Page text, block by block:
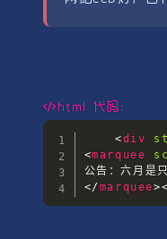
告：六月是只猫
html 代码:
<div
<marquee
</marquee>